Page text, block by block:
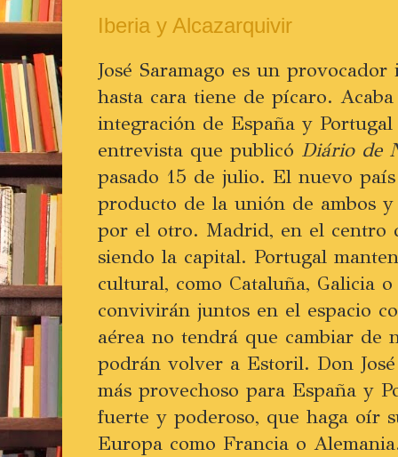
Iberia y Alcazarquivir
José Saramago es un
hasta cara tiene de pícaro.
integración de España y
entrevista que publicó Diário de
pasado 15 de julio. El nuevo
producto de la unión de ambos
por el otro. Madrid, en el centro
siendo la capital. Portugal
cultural, como Cataluña, Galicia
convivirán juntos en el espacio
aérea no tendrá que cambiar de
podrán volver a Estoril. Don
más provechoso para España y
fuerte y poderoso, que haga oír
Europa como Francia o